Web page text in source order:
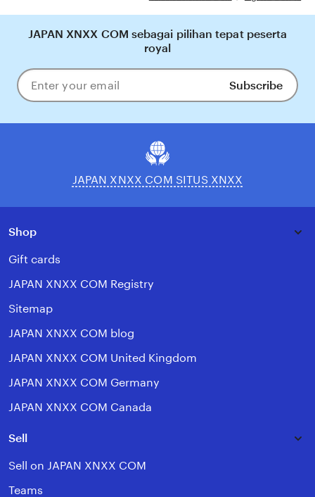
JAPAN XNXX COM sebagai pilihan tepat peserta
royal
Enter
your
Subscribe
JAPAN XNXX COM SITUS XNXX
Shop
Gift cards
JAPAN XNXX COM Registry
Sitemap
JAPAN XNXX COM blog
JAPAN XNXX COM United Kingdom
JAPAN XNXX COM Germany
JAPAN XNXX COM Canada
Sell
Sell on JAPAN XNXX COM
Teams